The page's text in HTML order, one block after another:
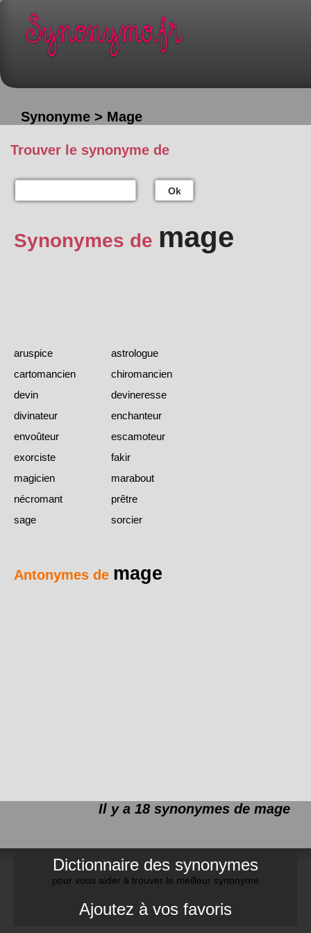
Synonyme > Mage
Trouver le synonyme de
Ok
Synonymes de mage
aruspice
astrologue
cartomancien
chiromancien
devin
devineresse
divinateur
enchanteur
envoûteur
escamoteur
exorciste
fakir
magicien
marabout
nécromant
prêtre
sage
sorcier
Antonymes de mage
Il y a 18 synonymes de mage
Dictionnaire des synonymes
pour vous aider à trouver le meilleur synonyme
Ajoutez à vos favoris